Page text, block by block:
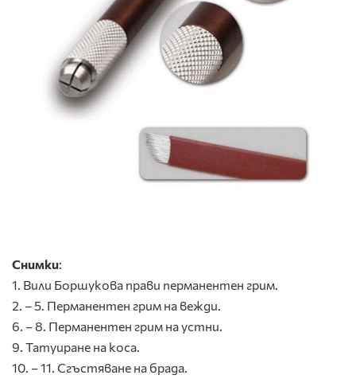
Снимки:
1. Вили Боршукова прави перманентен грим.
2. – 5. Перманентен грим на вежди.
6. – 8. Перманентен грим на устни.
9. Татуиране на коса.
10. – 11. Сгъстяване на брада.